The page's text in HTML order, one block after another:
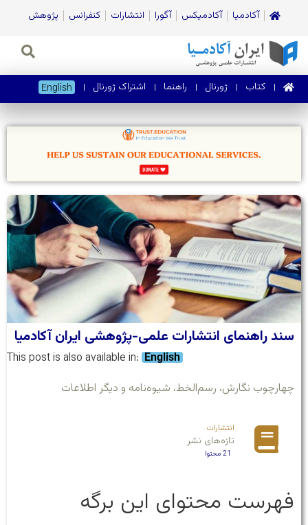
آکادمیا آکادمیکس آگورا انتشارات کنفرانس پژوهش
کتاب ژورنال‌ راهنما اشتراک ژورنال English
سند راهنمای انتشارات علمی-پژوهشی ایران آکادمیا
This post is also available in: English
چهارچوب نگارش، رسم‌الخط، شیوه‌نامه و دیگر اطلاعات
انتشارات
تازه‌های نشر
21 محتوا
فهرست محتوای این برگه